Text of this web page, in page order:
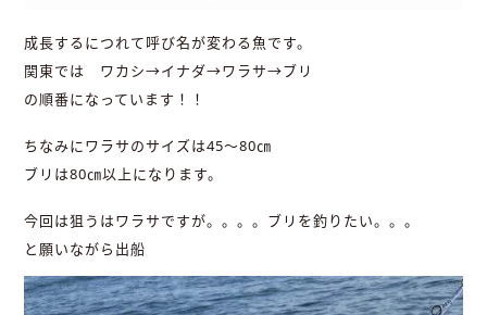
成長するにつれて呼び名が変わる魚です。
関東では ワカシ→イナダ→ワラサ→ブリ
の順番になっています！！
ちなみにワラサのサイズは45～80㎝
ブリは80㎝以上になります。
今回は狙うはワラサですが。。。。ブリを釣りたい。。。
と願いながら出船